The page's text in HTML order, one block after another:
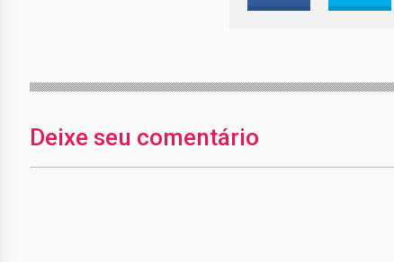
Deixe seu comentário